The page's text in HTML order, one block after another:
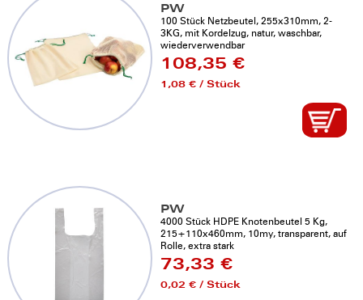
PW
100 Stück Netzbeutel, 255x310mm, 2-
3KG, mit Kordelzug, natur, waschbar,
wiederverwendbar
108,35 €
1,08 € / Stück
PW
4000 Stück HDPE Knotenbeutel 5 Kg,
215+110x460mm, 10my, transparent, auf
Rolle, extra stark
73,33 €
0,02 € / Stück